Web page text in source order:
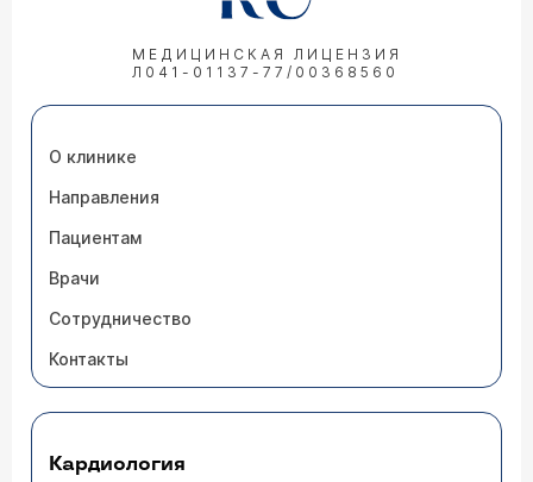
МЕДИЦИНСКАЯ ЛИЦЕНЗИЯ
Л041-01137-77/00368560
О клинике
Направления
Пациентам
Врачи
Сотрудничество
Контакты
Кардиология